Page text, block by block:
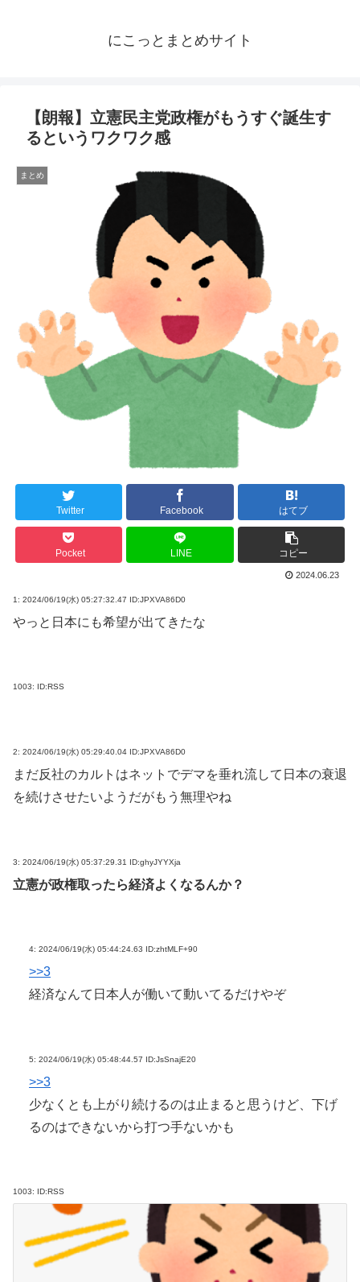
にこっとまとめサイト
【朗報】立憲民主党政権がもうすぐ誕生す
るというワクワク感
まとめ
Twitter Facebook はてブ
Pocket LINE コピー
2024.06.23
1: 2024/06/19(水) 05:27:32.47 ID:JPXVA86D0
やっと日本にも希望が出てきたな
1003: ID:RSS
2: 2024/06/19(水) 05:29:40.04 ID:JPXVA86D0
まだ反社のカルトはネットでデマを垂れ流して日本の衰退
を続けさせたいようだがもう無理やね
3: 2024/06/19(水) 05:37:29.31 ID:ghyJYYXja
立憲が政権取ったら経済よくなるんか？
4: 2024/06/19(水) 05:44:24.63 ID:zhtMLF+90
>>3
経済なんて日本人が働いて動いてるだけやぞ
5: 2024/06/19(水) 05:48:44.57 ID:JsSnajE20
>>3
少なくとも上がり続けるのは止まると思うけど、下げ
るのはできないから打つ手ないかも
1003: ID:RSS